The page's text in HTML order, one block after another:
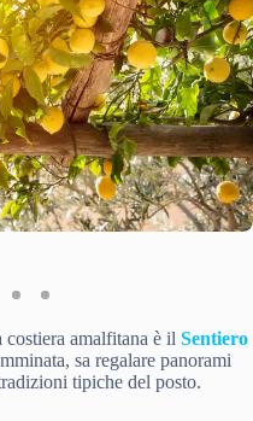
amalfitana è il Sentiero
sa regalare panorami
tipiche del posto.